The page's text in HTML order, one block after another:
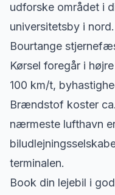
udforske området i
universitetsby i
Bourtange
Kørsel foregår i
100 km/t,
Brændstof koster
nærmeste lufthavn
terminalen.
Book din lejebil i